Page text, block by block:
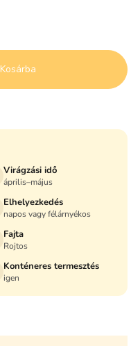
Kosárba
Virágzási idő
április–május
Elhelyezkedés
napos vagy félárnyékos
Fajta
Rojtos
Konténeres termesztés
igen